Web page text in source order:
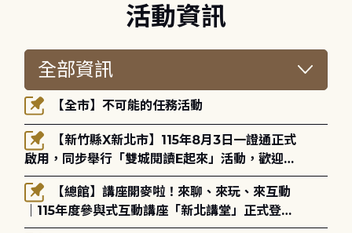
活動資訊
【全市】不可能的任務活動
啟用，同步舉行「雙城閱讀E起來」活動，歡迎踴
躍參加(115年8月3日至10月4日)。
｜115年度參與式互動講座「新北講堂」正式登
場！